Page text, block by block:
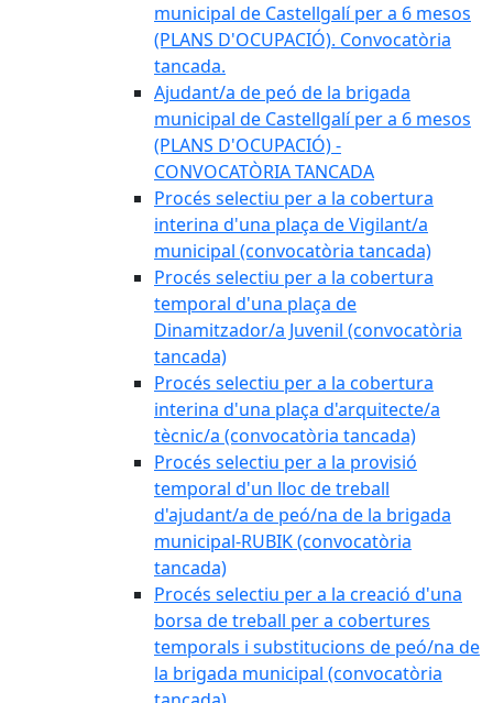
municipal de Castellgalí per a 6 mesos
(PLANS D'OCUPACIÓ). Convocatòria
tancada.
Ajudant/a de peó de la brigada
municipal de Castellgalí per a 6 mesos
(PLANS D'OCUPACIÓ) -
CONVOCATÒRIA TANCADA
Procés selectiu per a la cobertura
interina d'una plaça de Vigilant/a
municipal (convocatòria tancada)
Procés selectiu per a la cobertura
temporal d'una plaça de
Dinamitzador/a Juvenil (convocatòria
tancada)
Procés selectiu per a la cobertura
interina d'una plaça d'arquitecte/a
tècnic/a (convocatòria tancada)
Procés selectiu per a la provisió
temporal d'un lloc de treball
d'ajudant/a de peó/na de la brigada
municipal-RUBIK (convocatòria
tancada)
Procés selectiu per a la creació d'una
borsa de treball per a cobertures
temporals i substitucions de peó/na de
la brigada municipal (convocatòria